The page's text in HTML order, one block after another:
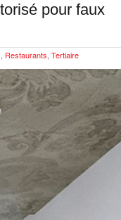
pour faux
, Restaurants, Tertiaire